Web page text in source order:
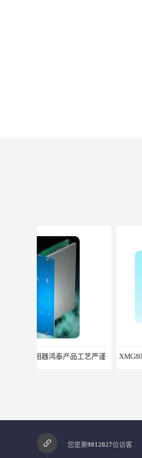
您是第9812027位访客